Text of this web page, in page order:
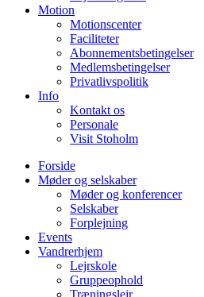
Motion
Motionscenter
Faciliteter
Abonnementsbetingelser
Medlemsbetingelser
Privatlivspolitik
Info
Kontakt os
Personale
Visit Stoholm
Forside
Møder og selskaber
Møder og konferencer
Selskaber
Forplejning
Events
Vandrerhjem
Lejrskole
Gruppeophold
Træningslejr